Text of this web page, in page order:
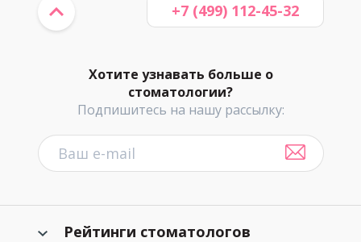
Хотите узнавать больше о
стоматологии?
Подпишитесь на нашу рассылку:
+7 (499) 112-45-32
Рейтинги стоматологов